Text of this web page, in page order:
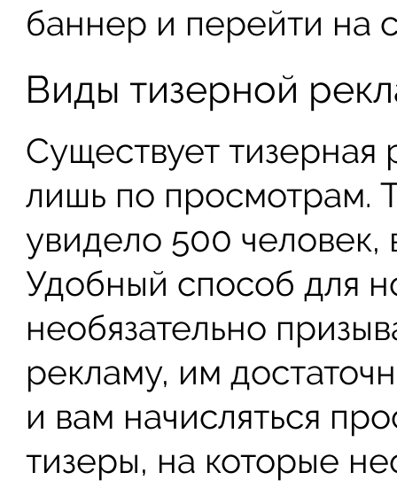
баннер и перейти на
Виды тизерной
Существует тизерная
лишь по просмотрам.
увидело 500 человек,
Удобный способ для
необязательно
рекламу, им
и вам начисляться
тизеры, на которые